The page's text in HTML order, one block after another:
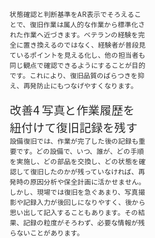
状態確認と判断基準をAR表示でそろえるこ
とで、復旧作業は属人的な作業から標準化さ
れた作業へ近づきます。ベテランの経験を完
全に置き換えるのではなく、経験者が普段見
ているポイントを見える化し、他の担当者も
同じ観点で確認できるようにすることが目的
です。これにより、復旧品質のばらつきを抑
え、再発防止にもつなげやすくなります。
改善4 写真と作業履歴を
紐付けて復旧記録を残す
設備復旧では、作業が完了した後の記録も重
要です。どの設備で、いつ、誰が、どの手順
を実施し、どの部品を交換し、どの状態を確
認して復旧したのかが残っていなければ、再
発時の原因分析や保全計画に活かせません。
しかし、現場では復旧を急ぐあまり、写真撮
影や記録入力が後回しになりやすく、後から
思い出して記入することもあります。その結
果、記録の粒度がそろわず、必要な情報が残
らないことがあります。